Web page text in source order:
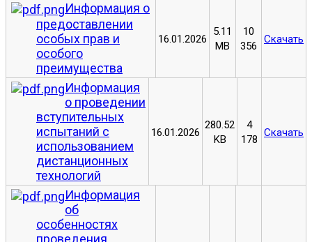
Информация о
предоставлении
особых прав и
особого
преимущества
16.01.2026
5.11
MB
10
356
Скачать
Информация
о проведении
вступительных
испытаний с
использованием
дистанционных
технологий
16.01.2026
280.52
KB
4
178
Скачать
Информация
об
особенностях
проведения